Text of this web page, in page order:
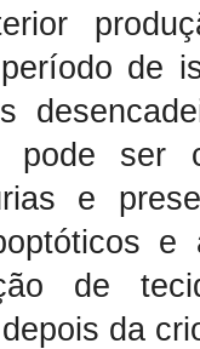
de
pode ser
e
de
da